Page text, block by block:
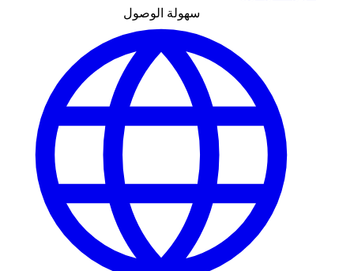
سهولة الوصول